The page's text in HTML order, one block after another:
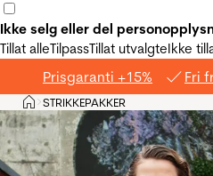
Ikke selg eller del
Tillat alleTilpassTillat utvalgteIkke
Prisgaranti +15% Fri
Hjem
>STRIKKEPAKKER